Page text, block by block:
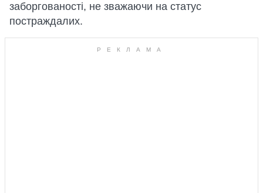
заборгованості, не зважаючи на статус
постраждалих.